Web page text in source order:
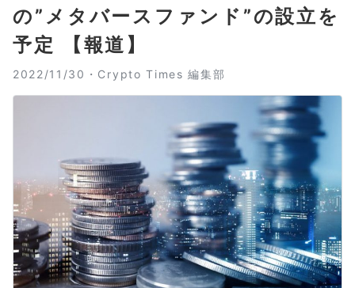
の”メタバースファンド”の設立を
予定 【報道】
2022/11/30・ Crypto Times 編集部